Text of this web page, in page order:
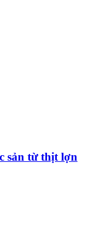
sản từ thịt lợn